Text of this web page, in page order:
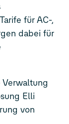
für AC-,
dabei für
Elli
von